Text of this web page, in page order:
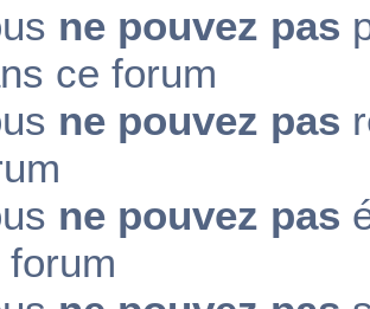
ne pouvez pas
ce forum
ne pouvez pas
ne pouvez pas
forum